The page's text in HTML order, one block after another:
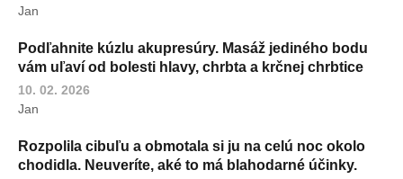
Jan
Podľahnite kúzlu akupresúry. Masáž jediného bodu
vám uľaví od bolesti hlavy, chrbta a krčnej chrbtice
10. 02. 2026
Jan
Rozpolila cibuľu a obmotala si ju na celú noc okolo
chodidla. Neuveríte, aké to má blahodarné účinky.